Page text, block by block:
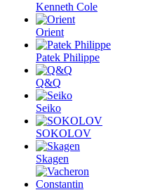
Kenneth Cole
Orient
Patek Philippe
Q&Q
Seiko
SOKOLOV
Skagen